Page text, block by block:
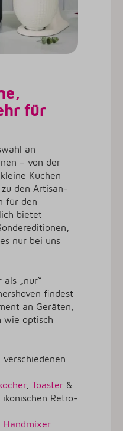
für
an
– von der
Küchen
den Artisan-
für den
bietet
nur bei uns
„nur“
findest
an Geräten,
wie optisch
verschiedenen
, Toaster &
ikonischen Retro-
Handmixer